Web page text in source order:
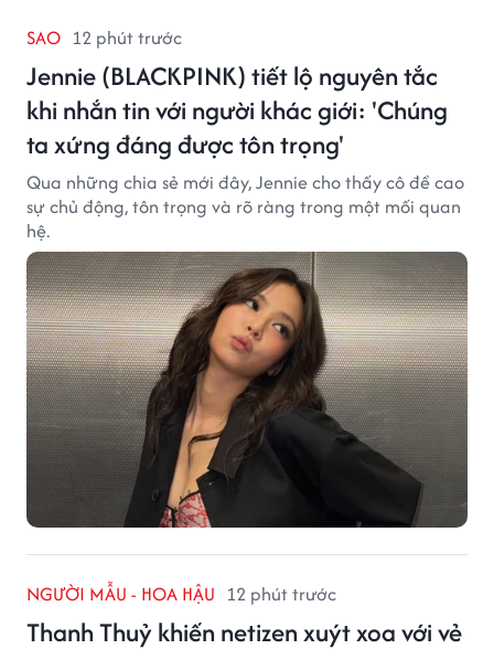
SAO 12 phút trước
Jennie (BLACKPINK) tiết lộ nguyên tắc
khi nhắn tin với người khác giới: 'Chúng
ta xứng đáng được tôn trọng'
Qua những chia sẻ mới đây, Jennie cho thấy cô đề cao
sự chủ động, tôn trọng và rõ ràng trong một mối quan
hệ.
NGƯỜI MẪU - HOA HẬU 12 phút trước
Thanh Thuỷ khiến netizen xuýt xoa với vẻ